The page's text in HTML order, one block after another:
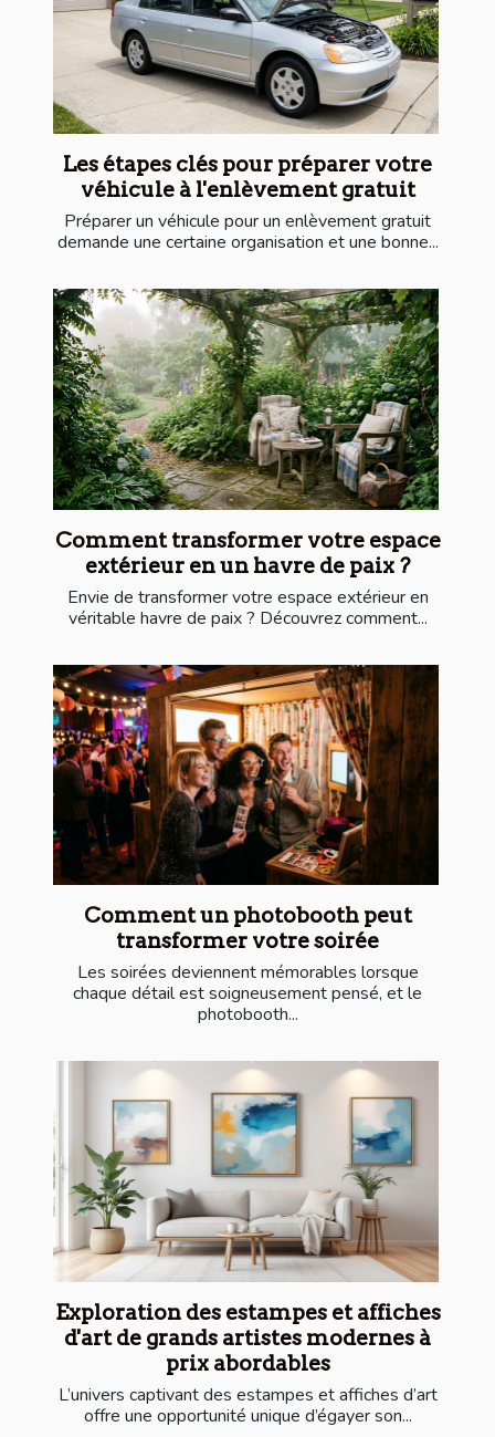
Les étapes clés pour préparer votre
véhicule à l'enlèvement gratuit
Préparer un véhicule pour un enlèvement gratuit
demande une certaine organisation et une bonne...
Comment transformer votre espace
extérieur en un havre de paix ?
Envie de transformer votre espace extérieur en
véritable havre de paix ? Découvrez comment...
Comment un photobooth peut
transformer votre soirée
Les soirées deviennent mémorables lorsque
chaque détail est soigneusement pensé, et le
photobooth...
Exploration des estampes et affiches
d'art de grands artistes modernes à
prix abordables
L’univers captivant des estampes et affiches d’art
offre une opportunité unique d’égayer son...